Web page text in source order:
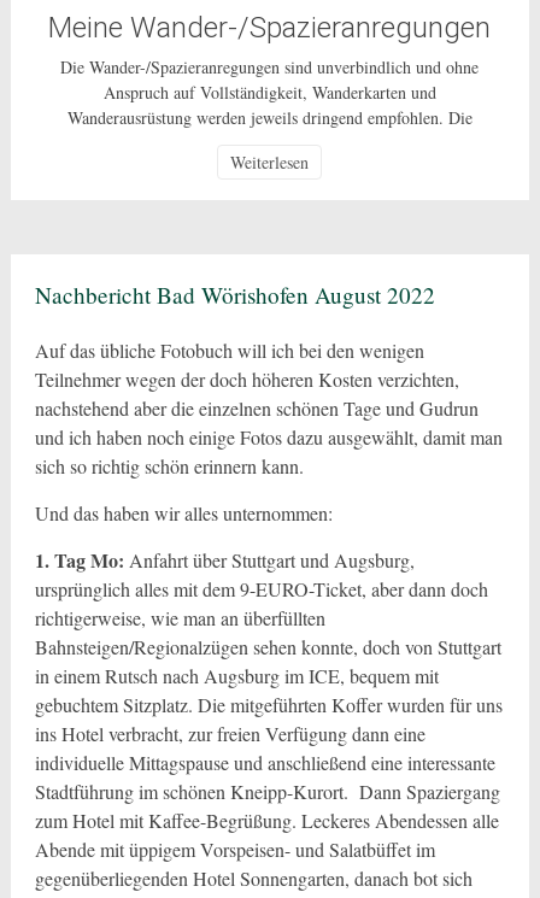
Meine Wander-/Spazieranregungen
Die Wander-/Spazieranregungen sind unverbindlich und ohne
Anspruch auf Vollständigkeit, Wanderkarten und
Wanderausrüstung werden jeweils dringend empfohlen. Die
Risiko und sind nur für den privaten Gebrauch gestattet. Bei den
Weiterlesen
Nachbericht Bad Wörishofen August 2022
Auf das übliche Fotobuch will ich bei den wenigen
Teilnehmer wegen der doch höheren Kosten verzichten,
nachstehend aber die einzelnen schönen Tage und Gudrun
und ich haben noch einige Fotos dazu ausgewählt, damit man
sich so richtig schön erinnern kann.
Und das haben wir alles unternommen:
1. Tag Mo: Anfahrt über Stuttgart und Augsburg,
ursprünglich alles mit dem 9-EURO-Ticket, aber dann doch
richtigerweise, wie man an überfüllten
Bahnsteigen/Regionalzügen sehen konnte, doch von Stuttgart
in einem Rutsch nach Augsburg im ICE, bequem mit
gebuchtem Sitzplatz. Die mitgeführten Koffer wurden für uns
ins Hotel verbracht, zur freien Verfügung dann eine
individuelle Mittagspause und anschließend eine interessante
Stadtführung im schönen Kneipp-Kurort. Dann Spaziergang
zum Hotel mit Kaffee-Begrüßung. Leckeres Abendessen alle
Abende mit üppigem Vorspeisen- und Salatbüffet im
gegenüberliegenden Hotel Sonnengarten, danach bot sich